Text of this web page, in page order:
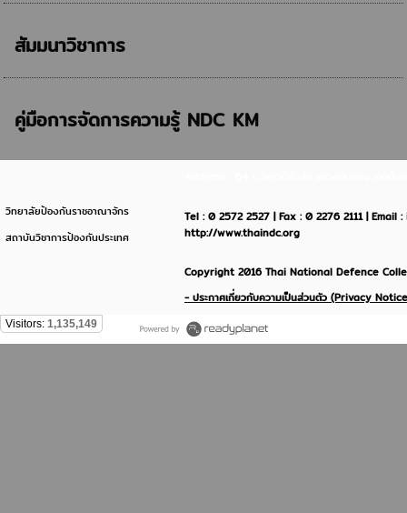
สัมมนาวิชาการ
คู่มือการจัดการความรู้ NDC KM
วิทยาลัยป้องกันราชอาณาจักร
สถาบันวิชาการป้องกันประเทศ
Tel : 0 2572 2527 | Fax : 0 2276 2111 |
http://www.thaindc.org
Copyright 2016 Thai National Defence
- ประกาศเกี่ยวกับความเป็นส่วนตัว (Privacy
Visitors: 1,135,149